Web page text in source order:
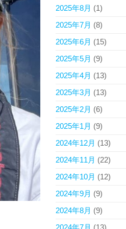
2025年8月 (1)
2025年7月 (8)
2025年6月 (15)
2025年5月 (9)
2025年4月 (13)
2025年3月 (13)
2025年2月 (6)
2025年1月 (9)
2024年12月 (13)
2024年11月 (22)
2024年10月 (12)
2024年9月 (9)
2024年8月 (9)
2024年7月 (13)